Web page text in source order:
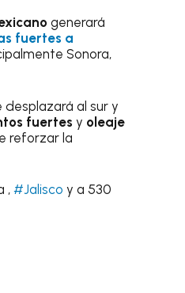
generará
fuertes a
Sonora,
desplazará al sur y
fuertes y oleaje
reforzar la
, #Jalisco y a 530